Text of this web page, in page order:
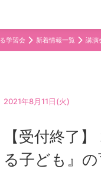
学習会 新着情報一覧 講演
2021年8月11日(火)
【受付終了
る子ども』の